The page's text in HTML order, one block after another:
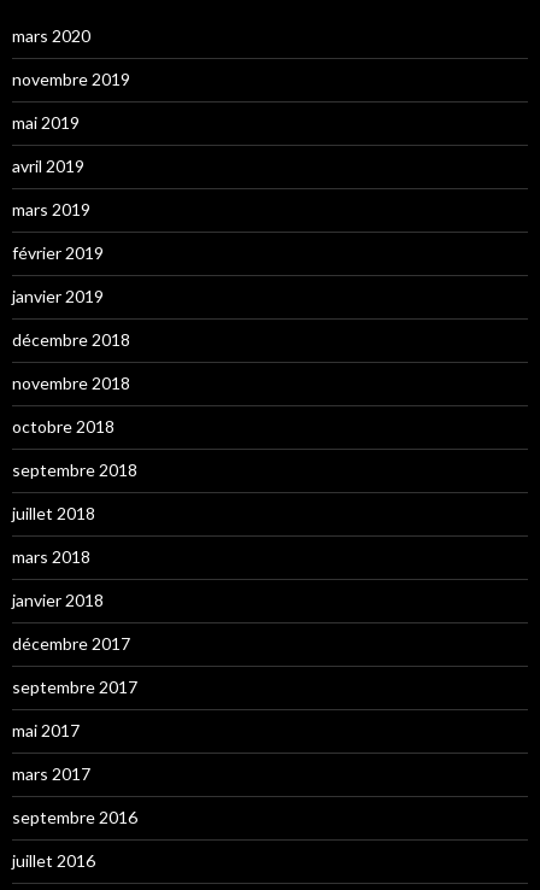
mars 2020
novembre 2019
mai 2019
avril 2019
mars 2019
février 2019
janvier 2019
décembre 2018
novembre 2018
octobre 2018
septembre 2018
juillet 2018
mars 2018
janvier 2018
décembre 2017
septembre 2017
mai 2017
mars 2017
septembre 2016
juillet 2016